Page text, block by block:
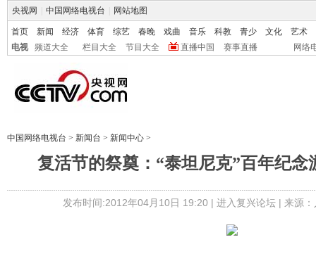
央视网 中国网络电视台 网站地图
首页 新闻 经济 体育 综艺 春晚 戏曲 音乐 科教 青少 文化
艺术
电视
频道大全 栏目大全 节目大全 直播中国 赛事直播 网络
中国网络电视台 > 新闻台 > 新闻中心 >
复活节的祭奠：“泰坦尼克”百年纪念
发布时间:2012年04月10日 19:20 | 进入复兴论坛| 来源